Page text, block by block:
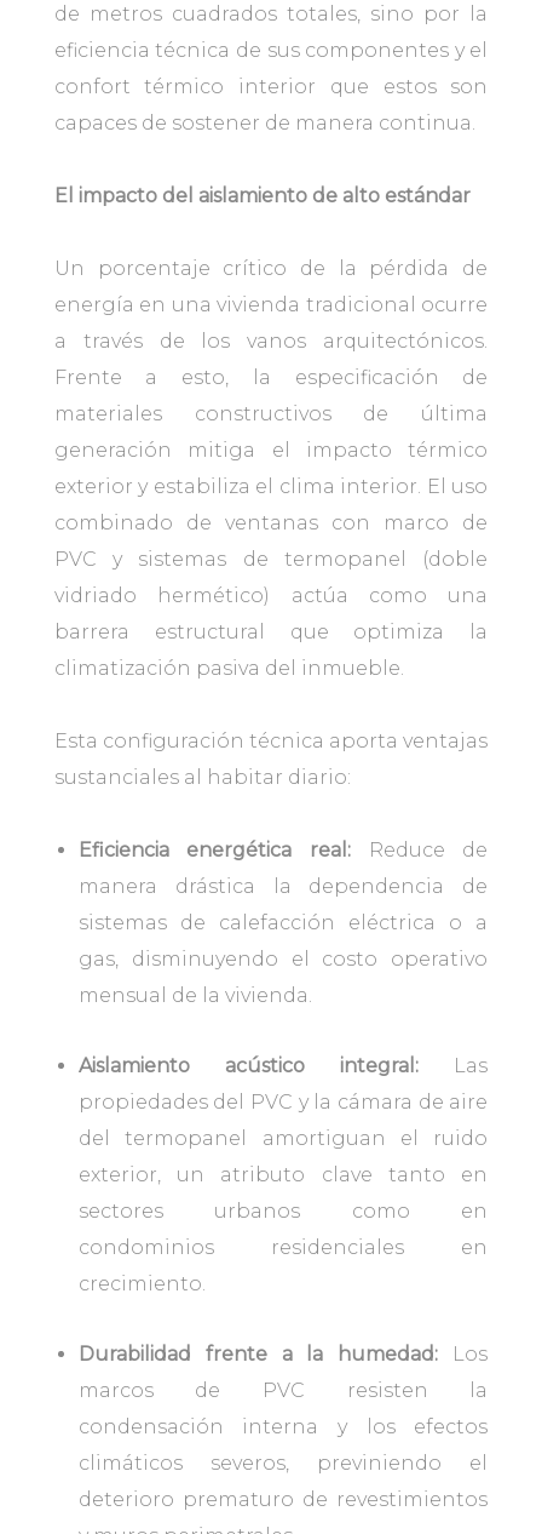
de metros cuadrados totales, sino por la
eficiencia técnica de sus componentes y el
confort térmico interior que estos son
capaces de sostener de manera continua.
El impacto del aislamiento de alto estándar
Un porcentaje crítico de la pérdida de
energía en una vivienda tradicional ocurre
a través de los vanos arquitectónicos.
Frente a esto, la especificación de
materiales constructivos de última
generación mitiga el impacto térmico
exterior y estabiliza el clima interior. El uso
combinado de ventanas con marco de
PVC y sistemas de termopanel (doble
vidriado hermético) actúa como una
barrera estructural que optimiza la
climatización pasiva del inmueble.
Esta configuración técnica aporta ventajas
sustanciales al habitar diario:
Eficiencia energética real: Reduce de
manera drástica la dependencia de
sistemas de calefacción eléctrica o a
gas, disminuyendo el costo operativo
mensual de la vivienda.
Aislamiento acústico integral: Las
propiedades del PVC y la cámara de aire
del termopanel amortiguan el ruido
exterior, un atributo clave tanto en
sectores urbanos como en
condominios residenciales en
crecimiento.
Durabilidad frente a la humedad: Los
marcos de PVC resisten la
condensación interna y los efectos
climáticos severos, previniendo el
deterioro prematuro de revestimientos